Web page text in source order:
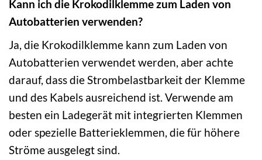
Kann ich die Krokodilklemme zum Laden von
Autobatterien verwenden?
Ja, die Krokodilklemme kann zum Laden von
Autobatterien verwendet werden, aber achte
darauf, dass die Strombelastbarkeit der Klemme
und des Kabels ausreichend ist. Verwende am
besten ein Ladegerät mit integrierten Klemmen
oder spezielle Batterieklemmen, die für höhere
Ströme ausgelegt sind.